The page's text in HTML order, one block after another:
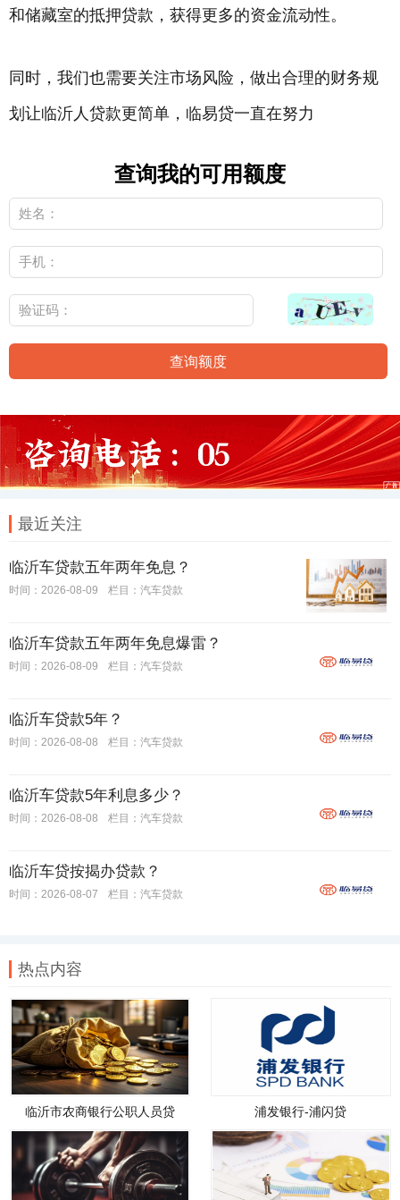
和储藏室的抵押贷款 ，获得更多的资金流动性。
同时，我们也需要关注市场风险，做出合理的财务规
划让临沂人贷款更简单，临易贷一直在努力
查询我的可用额度
查询额度
最近关注
临沂车贷款五年两年免息？
时间：2026-08-09 栏目： 汽车贷款
临沂车贷款五年两年免息爆雷？
时间：2026-08-09 栏目： 汽车贷款
临沂车贷款5年？
时间：2026-08-08 栏目： 汽车贷款
临沂车贷款5年利息多少？
时间：2026-08-08 栏目： 汽车贷款
临沂车贷按揭办贷款？
时间：2026-08-07 栏目： 汽车贷款
热点内容
临沂市农商银行公职人员贷
款，临沂市农商银行公职人员
贷款政策
浦发银行-浦闪贷